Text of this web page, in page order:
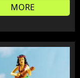
MORE